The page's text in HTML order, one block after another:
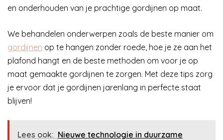
en onderhouden van je prachtige gordijnen op maat.
We behandelen onderwerpen zoals de beste manier om
gordijnen op te hangen zonder roede, hoe je ze aan het
plafond hangt en de beste methoden om voor je op
maat gemaakte gordijnen te zorgen. Met deze tips zorg
je ervoor dat je gordijnen jarenlang in perfecte staat
blijven!
Lees ook: Nieuwe technologie in duurzame